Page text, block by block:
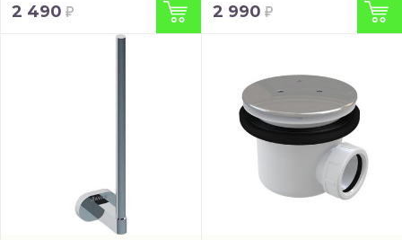
2 490 2 990